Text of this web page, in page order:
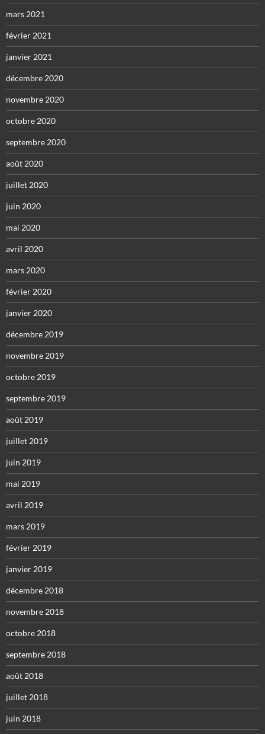
mars 2021
février 2021
janvier 2021
décembre 2020
novembre 2020
octobre 2020
septembre 2020
août 2020
juillet 2020
juin 2020
mai 2020
avril 2020
mars 2020
février 2020
janvier 2020
décembre 2019
novembre 2019
octobre 2019
septembre 2019
août 2019
juillet 2019
juin 2019
mai 2019
avril 2019
mars 2019
février 2019
janvier 2019
décembre 2018
novembre 2018
octobre 2018
septembre 2018
août 2018
juillet 2018
juin 2018